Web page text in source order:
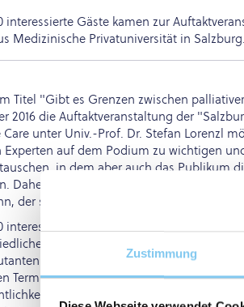
Zustimmung
interessierte Gäste kamen zur
Medizinische Privatuniversität in Salzburg.
Titel "Gibt es Grenzen zwischen
2016 die Auftaktveranstaltung der
Care unter Univ.-Prof. Dr. Stefan Lorenzl
Experten auf dem Podium zu wichtigen
in dem aber auch das Publikum
Daher sind nicht nur Pflegende und
der sich für diese Themen interessiert.
interessierte Gäste waren zu den
Fachbereichen an die Paracelsus
aus der Pflege, Medizin, Spiritual
Termin, um sich über die Thematik des
immer noch mit Tod und Sterben